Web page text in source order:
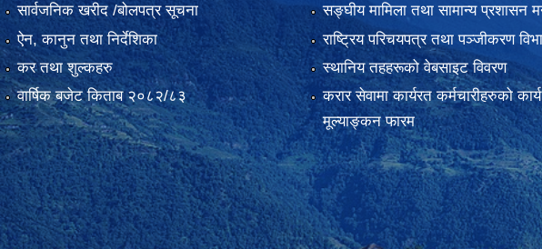
सार्वजनिक खरीद /बोलपत्र सूचना
ऐन, कानुन तथा निर्देशिका
कर तथा शुल्कहरु
वार्षिक बजेट किताब २०८२/८३
सङ्‍घीय मामिला तथा सामान्य प्रशासन
राष्ट्रिय परिचयपत्र तथा पञ्जीकरण
स्थानिय तहहरूको वेबसाइट विवरण
करार सेवामा कार्यरत कर्मचारीहरुको
मूल्याङ्कन फारम